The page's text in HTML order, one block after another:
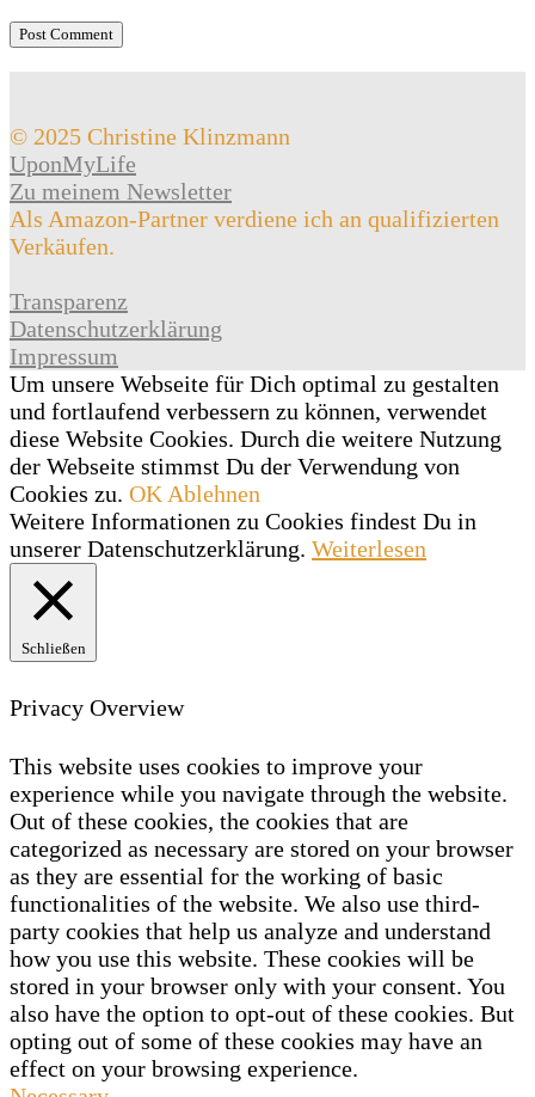
© 2025 Christine Klinzmann
UponMyLife
Zu meinem Newsletter
Als Amazon-Partner verdiene ich an qualifizierten
Verkäufen.
Transparenz
Datenschutzerklärung
Impressum
Um unsere Webseite für Dich optimal zu gestalten
und fortlaufend verbessern zu können, verwendet
diese Website Cookies. Durch die weitere Nutzung
der Webseite stimmst Du der Verwendung von
Cookies zu. OK Ablehnen
Weitere Informationen zu Cookies findest Du in
unserer Datenschutzerklärung. Weiterlesen
Schließen
Privacy Overview
This website uses cookies to improve your
experience while you navigate through the website.
Out of these cookies, the cookies that are
categorized as necessary are stored on your browser
as they are essential for the working of basic
functionalities of the website. We also use third-
party cookies that help us analyze and understand
how you use this website. These cookies will be
stored in your browser only with your consent. You
also have the option to opt-out of these cookies. But
opting out of some of these cookies may have an
effect on your browsing experience.